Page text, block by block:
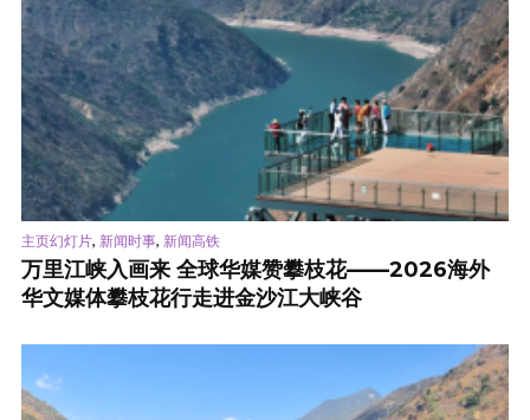
主页幻灯片, 新闻时事, 新闻高铁
万里江峡入画来 全球华媒赞攀枝花——2026海外
华文媒体攀枝花行走进金沙江大峡谷